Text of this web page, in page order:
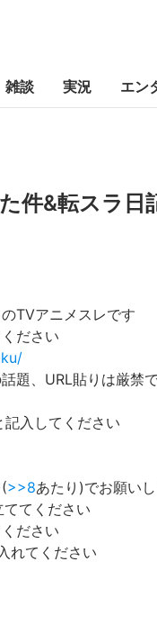
雑談 実況 エン
件&転スラ日
TVアニメスレです
ださい
題、URL貼りは厳禁
入してください
>>8あたり)でお願い
てください
ださい
れてください